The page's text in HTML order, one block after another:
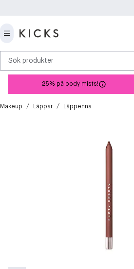
Sök produkter
25% på body mists!
Makeup / Läppar / Läppenna